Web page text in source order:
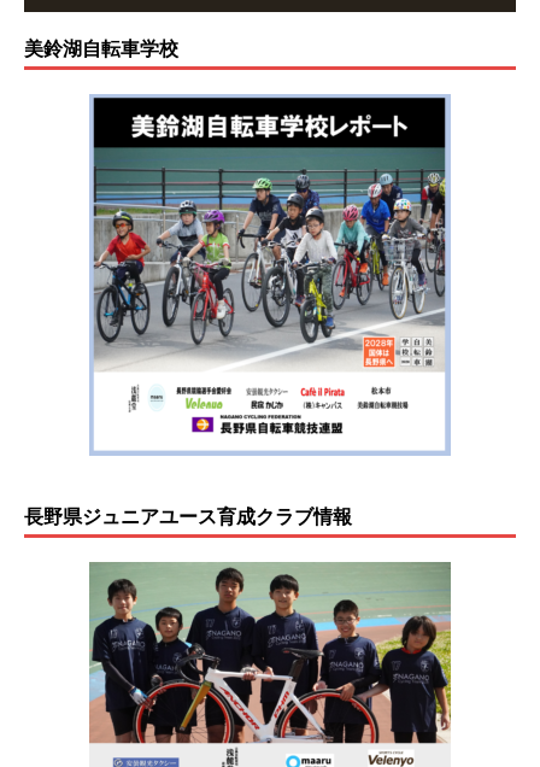
美鈴湖自転車学校
長野県ジュニアユース育成クラブ情報